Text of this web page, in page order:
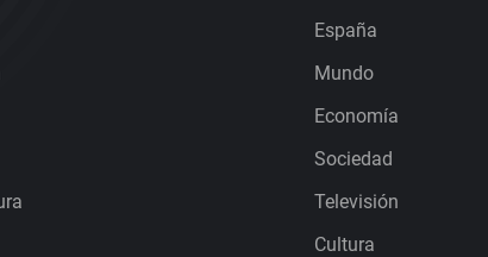
España
Mundo
Economía
Sociedad
Televisión
Cultura